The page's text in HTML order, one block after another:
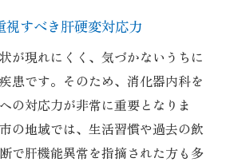
視すべき肝硬変対応力
が現れにくく、気づかないうちに
患です。そのため、消化器内科を
の対応力が非常に重要となりま
の地域では、生活習慣や過去の飲
で肝機能異常を指摘された方も多